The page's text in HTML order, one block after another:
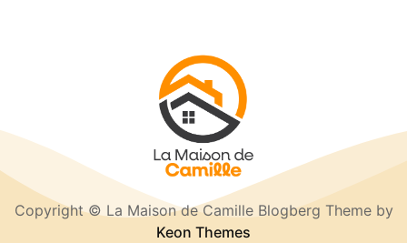
Copyright © La Maison de Camille Blogberg Theme by
Keon Themes